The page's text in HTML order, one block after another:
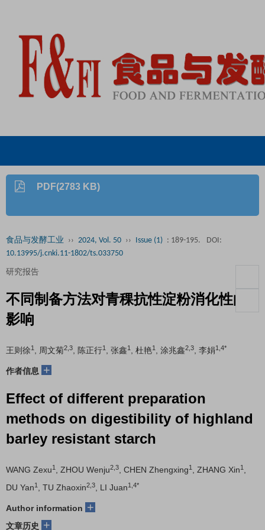
PDF(2783 KB)
食品与发酵工业 ›› 2024, Vol. 50 ›› Issue (1) : 189-195.
DOI:
10.13995/j.cnki.11-1802/ts.033750
研究报告
不同制备方法对青稞抗性淀粉消化性的
影响
王则徐1 , 周文菊2,3 , 陈正行1 , 张鑫1 , 杜艳1 , 涂兆鑫2,3 , 李娟1,4*
作者信息 +
Effect of different preparation
methods on digestibility of highland
barley resistant starch
WANG Zexu1 , ZHOU Wenju2,3 , CHEN Zhengxing1 , ZHANG Xin1
DU Yan1 , TU Zhaoxin2,3 , LI Juan1,4*
Author information +
文章历史 +